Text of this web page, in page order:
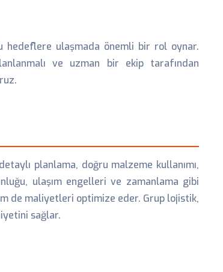
hedeflere ulaşmada önemli bir rol oynar.
ve uzman bir ekip tarafından
planlama, doğru malzeme kullanımı,
ulaşım engelleri ve zamanlama gibi
de maliyetleri optimize eder. Grup lojistik,
sağlar.